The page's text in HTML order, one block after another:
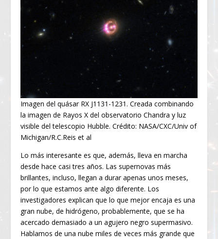
Imagen del quásar RX J1131-1231. Creada combinando
la imagen de Rayos X del observatorio Chandra y luz
visible del telescopio Hubble. Crédito: NASA/CXC/Univ of
Michigan/R.C.Reis et al
Lo más interesante es que, además, lleva en marcha
desde hace casi tres años. Las supernovas más
brillantes, incluso, llegan a durar apenas unos meses,
por lo que estamos ante algo diferente. Los
investigadores explican que lo que mejor encaja es una
gran nube, de hidrógeno, probablemente, que se ha
acercado demasiado a un agujero negro supermasivo.
Hablamos de una nube miles de veces más grande que